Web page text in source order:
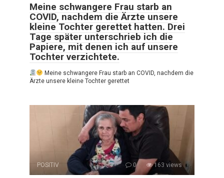
Meine schwangere Frau starb an
COVID, nachdem die Ärzte unsere
kleine Tochter gerettet hatten. Drei
Tage später unterschrieb ich die
Papiere, mit denen ich auf unsere
Tochter verzichtete.
Meine schwangere Frau starb an COVID, nachdem die
Ärzte unsere kleine Tochter gerettet
POSITIV 0 163 views